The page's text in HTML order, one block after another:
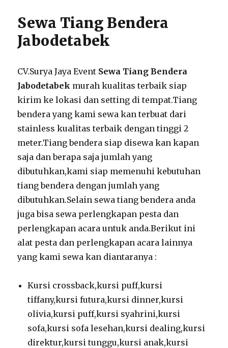
Di
Bekasi
Sewa Tiang Bendera
Jabodetabek
CV.Surya Jaya Event Sewa Tiang Bendera
Jabodetabek murah kualitas terbaik siap
kirim ke lokasi dan setting di tempat.Tiang
bendera yang kami sewa kan terbuat dari
stainless kualitas terbaik dengan tinggi 2
meter.Tiang bendera siap disewa kan kapan
saja dan berapa saja jumlah yang
dibutuhkan,kami siap memenuhi kebutuhan
tiang bendera dengan jumlah yang
dibutuhkan.Selain sewa tiang bendera anda
juga bisa sewa perlengkapan pesta dan
perlengkapan acara untuk anda.Berikut ini
alat pesta dan perlengkapan acara lainnya
yang kami sewa kan diantaranya :
Kursi crossback,kursi puff,kursi
tiffany,kursi futura,kursi dinner,kursi
olivia,kursi puff,kursi syahrini,kursi
sofa,kursi sofa lesehan,kursi dealing,kursi
direktur,kursi tunggu,kursi anak,kursi